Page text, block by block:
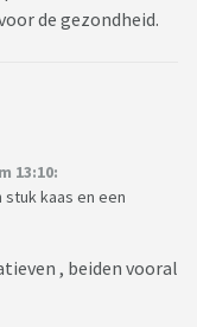
de gezondheid.
13:10:
kaas en een
, beiden vooral